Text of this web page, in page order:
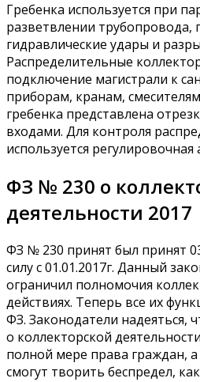
Гребенка используется при
разветвлении трубопровода,
гидравлические удары и
Распределительные
подключение магистрали к
приборам, кранам,
гребенка представлена
входами. Для контроля
используется регулировочная
ФЗ № 230 о
деятельности 2017
ФЗ № 230 принят был принят
силу с 01.01.2017г. Данный
ограничил полномочия
действиях. Теперь все их
ФЗ. Законодатели надеяться,
о коллекторской
полной мере права граждан,
смогут творить беспредел,